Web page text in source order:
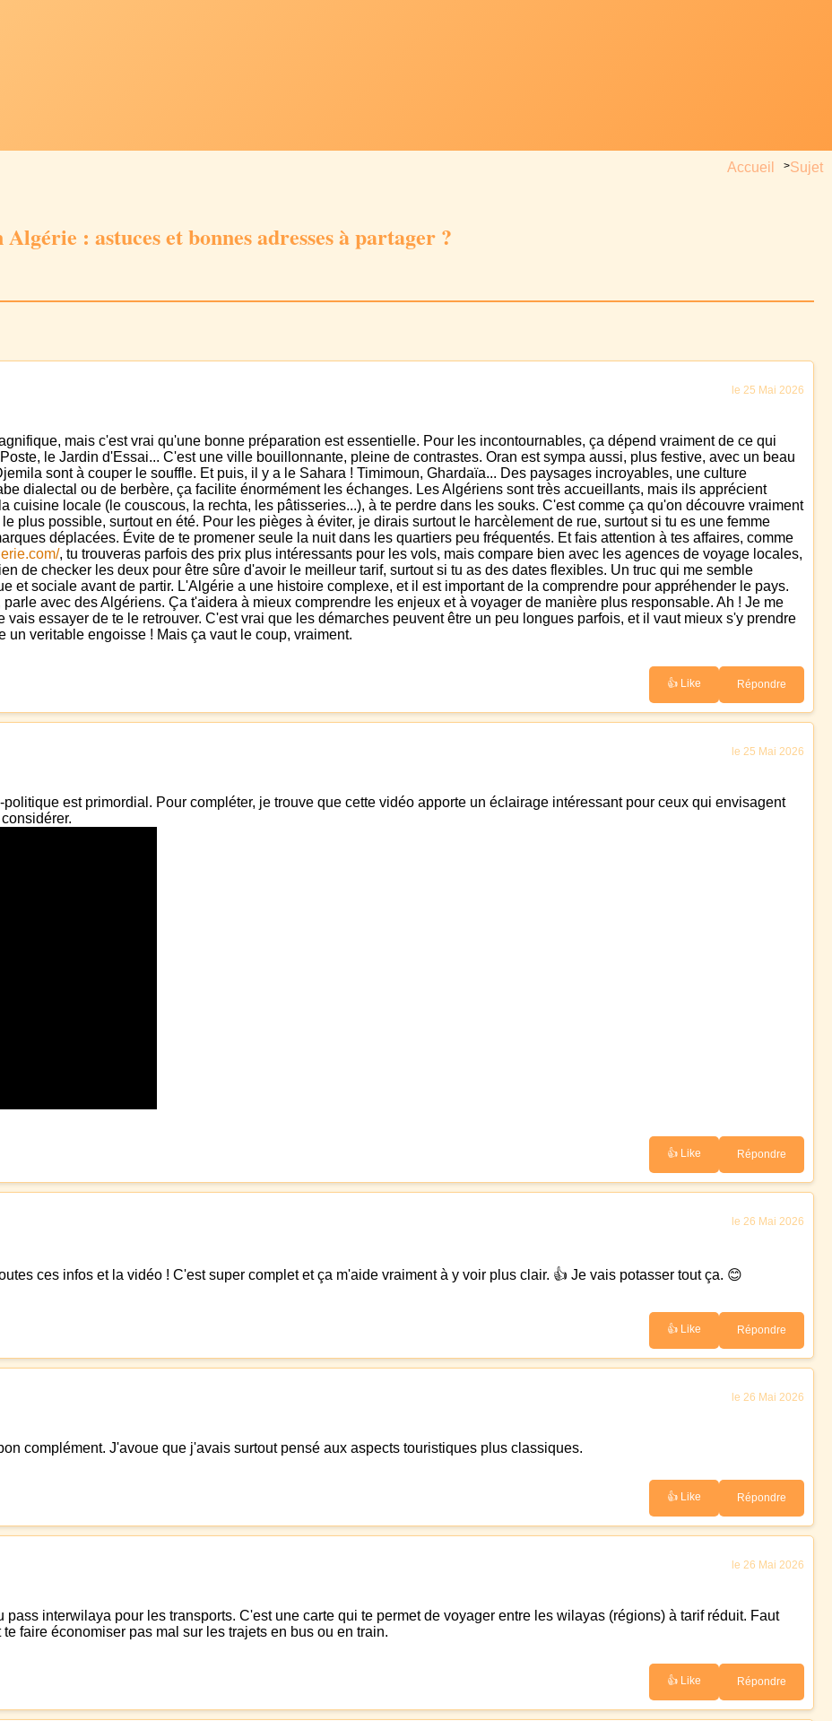
Accueil >Sujet
: astuces et bonnes adresses à partager ?
le 25 Mai 2026
mais c'est vrai qu'une bonne préparation est essentielle. Pour les incontournables, ça dépend vraiment de ce qui
le Jardin d'Essai... C'est une ville bouillonnante, pleine de contrastes. Oran est sympa aussi, plus festive, avec un beau
sont à couper le souffle. Et puis, il y a le Sahara ! Timimoun, Ghardaïa... Des paysages incroyables, une culture
dialectal ou de berbère, ça facilite énormément les échanges. Les Algériens sont très accueillants, mais ils apprécient
cuisine locale (le couscous, la rechta, les pâtisseries...), à te perdre dans les souks. C'est comme ça qu'on découvre vraiment
plus possible, surtout en été. Pour les pièges à éviter, je dirais surtout le harcèlement de rue, surtout si tu es une femme
déplacées. Évite de te promener seule la nuit dans les quartiers peu fréquentés. Et fais attention à tes affaires, comme
, tu trouveras parfois des prix plus intéressants pour les vols, mais compare bien avec les agences de voyage locales,
de checker les deux pour être sûre d'avoir le meilleur tarif, surtout si tu as des dates flexibles. Un truc qui me semble
et sociale avant de partir. L'Algérie a une histoire complexe, et il est important de la comprendre pour appréhender le pays.
avec des Algériens. Ça t'aidera à mieux comprendre les enjeux et à voyager de manière plus responsable. Ah ! Je me
essayer de te le retrouver. C'est vrai que les démarches peuvent être un peu longues parfois, et il vaut mieux s'y prendre
veritable engoisse ! Mais ça vaut le coup, vraiment.
👍 Like Répondre
le 25 Mai 2026
est primordial. Pour compléter, je trouve que cette vidéo apporte un éclairage intéressant pour ceux qui envisagent
👍 Like Répondre
le 26 Mai 2026
ces infos et la vidéo ! C'est super complet et ça m'aide vraiment à y voir plus clair. 👍 Je vais potasser tout ça. 😊
👍 Like Répondre
le 26 Mai 2026
complément. J'avoue que j'avais surtout pensé aux aspects touristiques plus classiques.
👍 Like Répondre
le 26 Mai 2026
interwilaya pour les transports. C'est une carte qui te permet de voyager entre les wilayas (régions) à tarif réduit. Faut
faire économiser pas mal sur les trajets en bus ou en train.
👍 Like Répondre